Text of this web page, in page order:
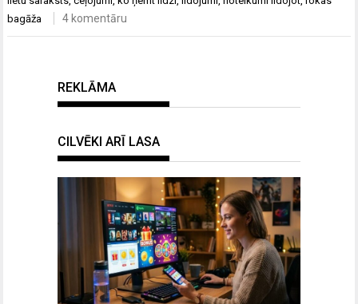
bagāža
4 komentāru
REKLĀMA
CILVĒKI ARĪ LASA